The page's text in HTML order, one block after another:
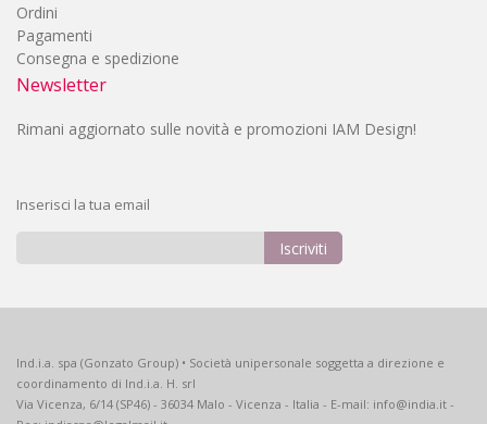
Ordini
Pagamenti
Consegna e spedizione
Newsletter
Rimani aggiornato sulle novità e promozioni IAM Design!
Inserisci la tua email
Newsletter:
Iscriviti
Ind.i.a. spa (Gonzato Group) • Società unipersonale soggetta a direzione e
coordinamento di Ind.i.a. H. srl
Via Vicenza, 6/14 (SP46) - 36034 Malo - Vicenza - Italia - E-mail: info@india.it -